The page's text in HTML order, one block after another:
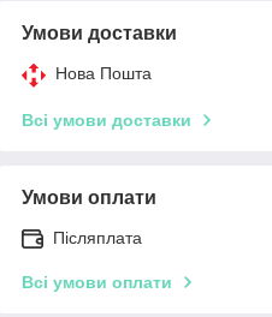
Умови доставки
Нова Пошта
Всі умови доставки
Умови оплати
Післяплата
Всі умови оплати